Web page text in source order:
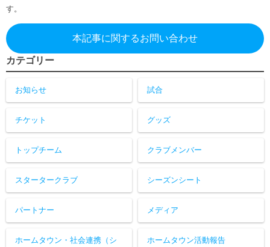
す。
本記事に関するお問い合わせ
カテゴリー
お知らせ 試合
チケット グッズ
トップチーム クラブメンバー
スタータークラブ シーズンシート
パートナー メディア
ホームタウン・社会連携（シ ホームタウン活動報告